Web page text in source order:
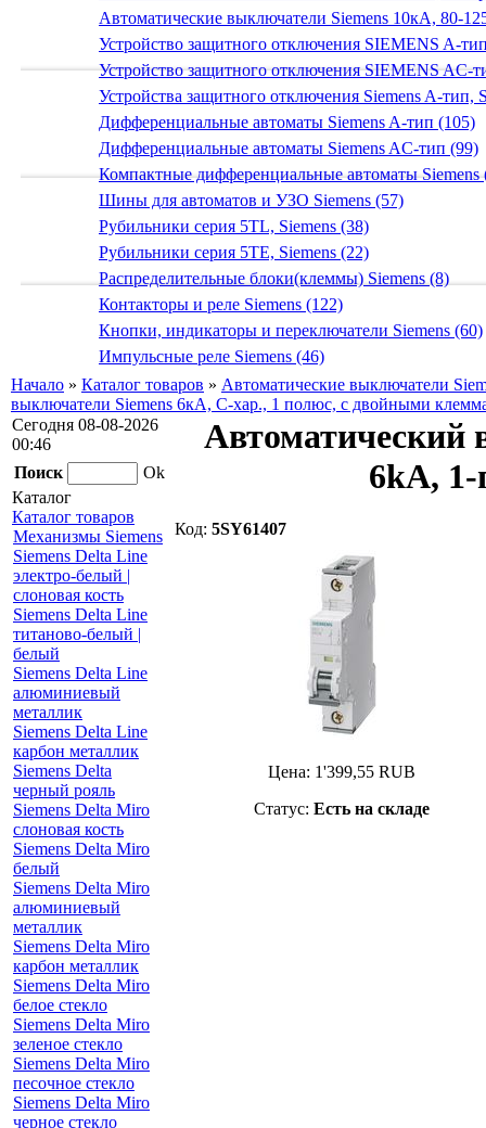
Автоматические выключатели Siemens 10кА, 80-
Устройство защитного отключения SIEMENS A-
Устройство защитного отключения SIEMENS AС-
Устройства защитного отключения Siemens A-тип,
Дифференциальные автоматы Siemens A-тип (105)
Дифференциальные автоматы Siemens AС-тип (99)
Компактные дифференциальные автоматы Siemens
Шины для автоматов и УЗО Siemens (57)
Рубильники серия 5TL, Siemens (38)
Рубильники серия 5TE, Siemens (22)
Распределительные блоки(клеммы) Siemens (8)
Контакторы и реле Siemens (122)
Кнопки, индикаторы и переключатели Siemens (60)
Импульсные реле Siemens (46)
Начало » Каталог товаров » Автоматические выключатели
выключатели Siemens 6кА, C-хар., 1 полюс, с двойными
Сегодня 08-08-2026
00:46
Поиск
Ok
Каталог
Каталог товаров
Механизмы Siemens
Siemens Delta Line
электро-белый |
слоновая кость
Siemens Delta Line
титаново-белый |
белый
Siemens Delta Line
алюминиевый
металлик
Siemens Delta Line
карбон металлик
Siemens Delta
черный рояль
Siemens Delta Miro
слоновая кость
Siemens Delta Miro
белый
Siemens Delta Miro
алюминиевый
металлик
Siemens Delta Miro
карбон металлик
Siemens Delta Miro
белое стекло
Siemens Delta Miro
зеленое стекло
Siemens Delta Miro
песочное стекло
Siemens Delta Miro
черное стекло
Автоматический
6kA,
Код: 5SY61407
Цена: 1'399,55RUB
Статус: Есть на складе